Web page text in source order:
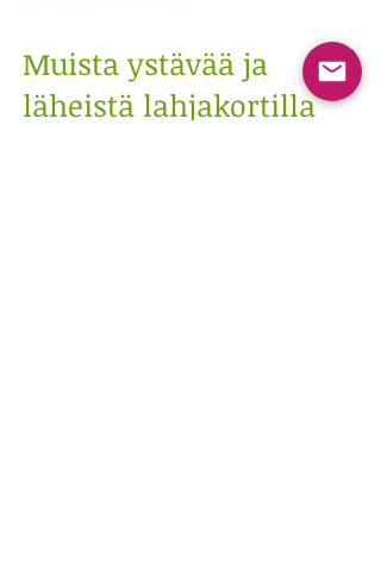
Muista ystävää ja
läheistä lahjakortilla